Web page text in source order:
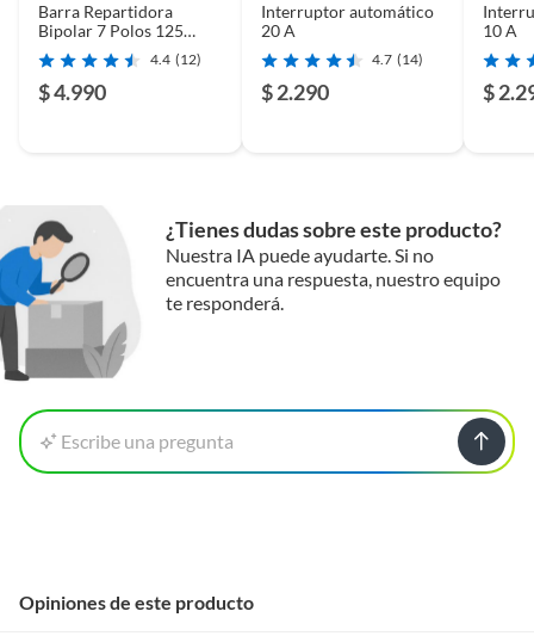
Barra Repartidora
Bipolar 7 Polos 125
Amperios Para Tablero
Eléctrico
4.4 (12)
$ 4.990
Interruptor automático
20 A
4.7 (14)
$ 2.290
10 A
$
¿Tienes dudas sobre este producto?
Nuestra IA puede ayudarte. Si no
encuentra una respuesta, nuestro equipo
te responderá.
Escribe una pregunta
Opiniones de este producto